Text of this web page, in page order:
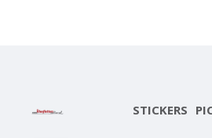
STICKERS